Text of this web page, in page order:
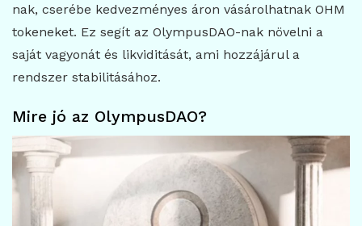
nak, cserébe kedvezményes áron vásárolhatnak OHM
tokeneket. Ez segít az OlympusDAO-nak növelni a
saját vagyonát és likviditását, ami hozzájárul a
rendszer stabilitásához.
Mire jó az OlympusDAO?